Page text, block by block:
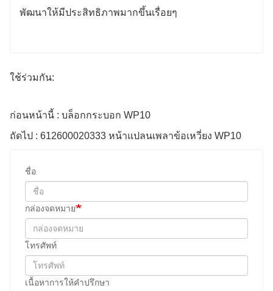
พัฒนาให้มีประสิทธิภาพมากขึ้นเรื่อยๆ
ใช้ร่วมกัน:
ก่อนหน้านี้ : บล็อกกระบอก WP10
ถัดไป : 612600020333 หน้าแปลนเพลาข้อเหวี่ยง WP10
ชื่อ
กล่องจดหมาย
โทรศัพท์
เนื้อหาการให้คําปรึกษา